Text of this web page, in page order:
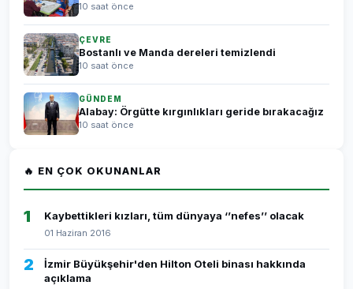
10 saat önce
ÇEVRE
Bostanlı ve Manda dereleri temizlendi
10 saat önce
GÜNDEM
Alabay: Örgütte kırgınlıkları geride bırakacağız
10 saat önce
🔥 EN ÇOK OKUNANLAR
1 Kaybettikleri kızları, tüm dünyaya ‘’nefes’’ olacak
01 Haziran 2016
2
İzmir Büyükşehir'den Hilton Oteli binası hakkında
açıklama